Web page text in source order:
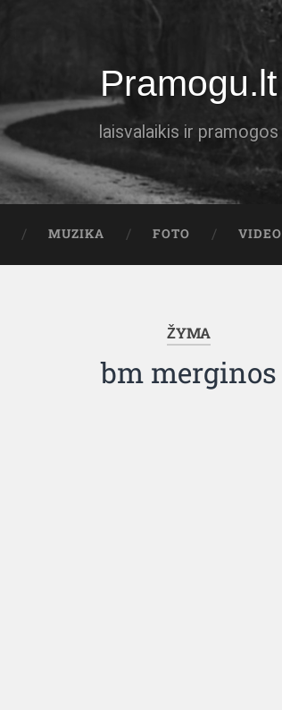
Pramogu.lt
laisvalaikis ir pramogos
MUZIKA FOTO VIDEO
ŽYMA
bm merginos